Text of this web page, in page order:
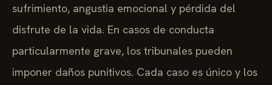
sufrimiento, angustia emocional y pérdida del
disfrute de la vida. En casos de conducta
particularmente grave, los tribunales pueden
imponer daños punitivos. Cada caso es único y los